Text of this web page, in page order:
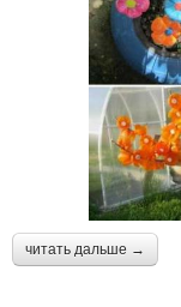
читать дальше →